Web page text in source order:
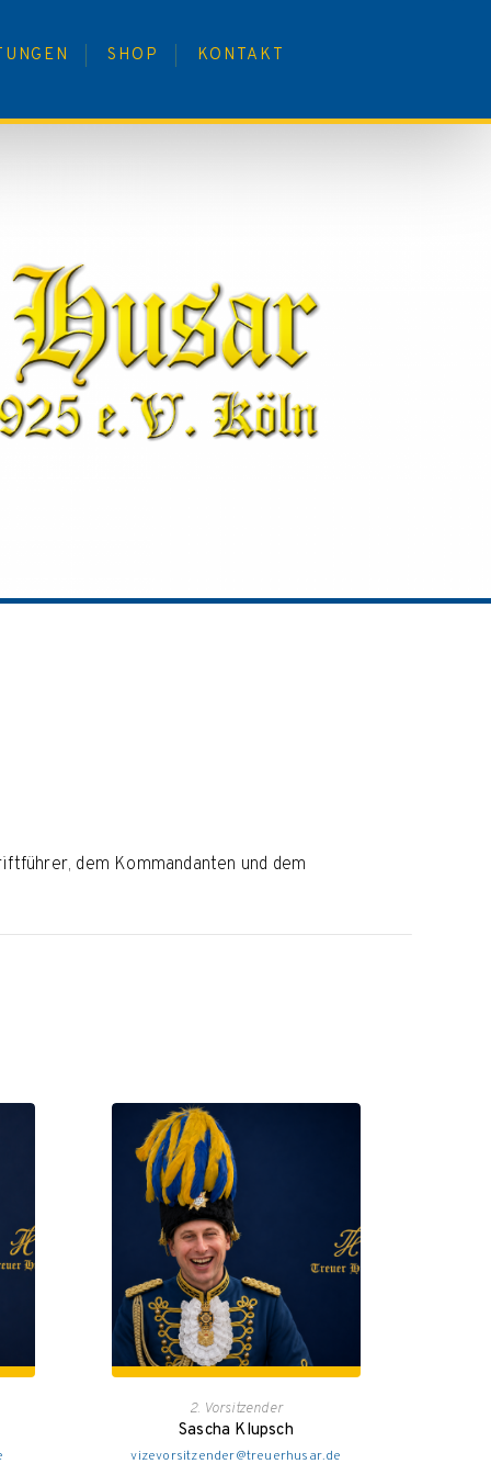
SHOP KONTAKT
dem Kommandanten und dem
2. Vorsitzender
Sascha Klupsch
vizevorsitzender@treuerhusar.de